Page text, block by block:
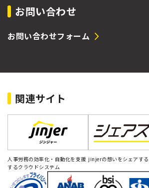
お問い合わせ
お問い合わせフォーム
関連サイト
人事労務の効率化・自動化を支援
するクラウドシステム
jinjerの想いをシェアす